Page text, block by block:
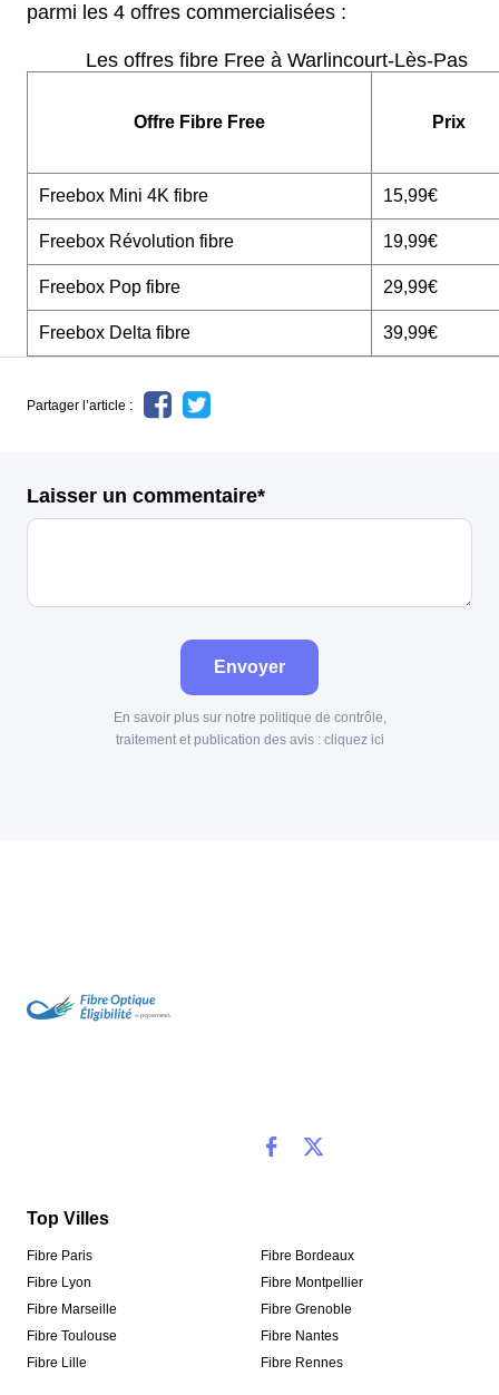
parmi les 4 offres commercialisées :
Les offres fibre Free à Warlincourt-Lès-Pas
Offre Fibre Free Prix
Freebox Mini 4K fibre 15,99€
Freebox Révolution fibre 19,99€
Freebox Pop fibre 29,99€
Freebox Delta fibre 39,99€
Partager l’article :
Laisser un commentaire*
Envoyer
En savoir plus sur notre politique de contrôle,
traitement et publication des avis : cliquez ici
Top Villes
Fibre Paris
Fibre Lyon
Fibre Marseille
Fibre Toulouse
Fibre Lille
Fibre Bordeaux
Fibre Montpellier
Fibre Grenoble
Fibre Nantes
Fibre Rennes